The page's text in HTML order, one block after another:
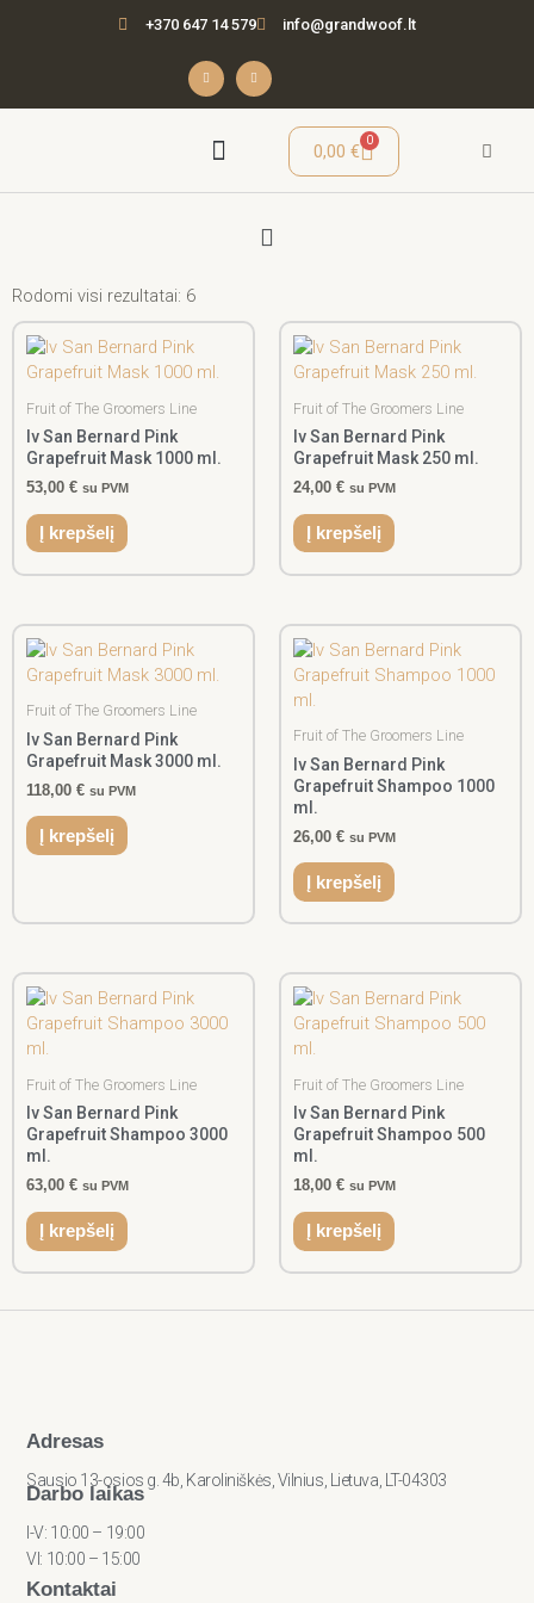
+370 647 14 579 info@grandwoof.lt
F
a
e
b
I
n
t
a
0,00€
0
Cart
Menu
Rodomi visi rezultatai: 6
Fruit of The Groomers Line
Iv San Bernard Pink
Grapefruit Mask 1000 ml.
53,00 € su PVM
Į krepšelį
Fruit of The Groomers Line
Iv San Bernard Pink
Grapefruit Mask 250 ml.
24,00 € su PVM
Į krepšelį
Fruit of The Groomers Line
Iv San Bernard Pink
Grapefruit Mask 3000 ml.
118,00 € su PVM
Į krepšelį
Fruit of The Groomers Line
Iv San Bernard Pink
Grapefruit Shampoo 1000
ml.
26,00 € su PVM
Į krepšelį
Fruit of The Groomers Line
Iv San Bernard Pink
Grapefruit Shampoo 3000
ml.
63,00 € su PVM
Į krepšelį
Fruit of The Groomers Line
Iv San Bernard Pink
Grapefruit Shampoo 500
ml.
18,00 € su PVM
Į krepšelį
Adresas
Sausio 13-osios g. 4b, Karoliniškės, Vilnius, Lietuva, LT-04303
Darbo laikas
I-V: 10:00 – 19:00
VI: 10:00 – 15:00
Kontaktai